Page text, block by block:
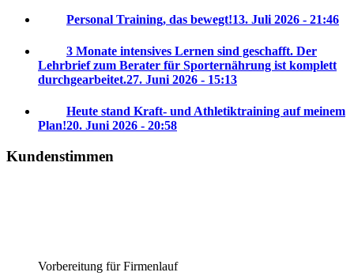
Personal Training, das bewegt!13. Juli 2026 - 21:46
3 Monate intensives Lernen sind geschafft. Der
Lehrbrief zum Berater für Sporternährung ist komplett
durchgearbeitet.27. Juni 2026 - 15:13
Heute stand Kraft- und Athletiktraining auf meinem
Plan!20. Juni 2026 - 20:58
Kundenstimmen
Vorbereitung für Firmenlauf